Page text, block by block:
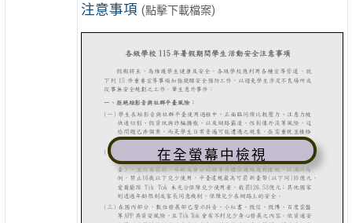
注意事項 (點擊下載檔案)
在全螢幕中檢視